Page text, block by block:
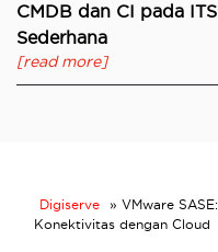
CMDB dan CI pada
Sederhana
[read more]
Digiserve » VMware
Konektivitas dengan Cloud